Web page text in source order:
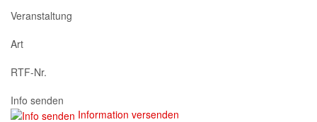
Veranstaltung
Art
RTF-Nr.
Info senden
Information versenden